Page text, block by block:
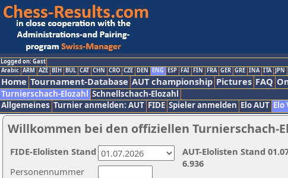
Logged on: Gast
Arabic ARM AZE BIH BUL CAT CHN CRO CZE DEN ENG ESP FAI FIN FRA GER GRE INA ITA JPN
Home Tournament-Database AUT championship Pictures FAQ
Turnierschach-Elozahl Schnellschach-Elozahl
Allgemeines Turnier anmelden: AUT FIDE Spieler anmelden Elo AUT Elo
Willkommen bei den offiziellen Turnierschach-
Personennummer
AUT-Elolisten Stand
6.936
FIDE-Elolisten Stand